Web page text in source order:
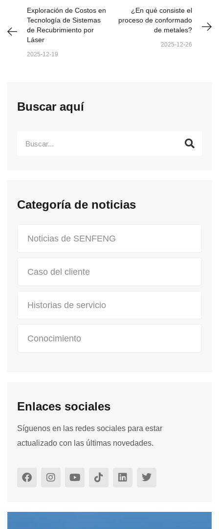
Exploración de Costos en
Tecnología de Sistemas
de Recubrimiento por
Láser
2025-12-19
¿En qué consiste el
proceso de conformado
de metales?
2025-12-26
Buscar aquí
Categoría de noticias
Noticias de SENFENG
Caso del cliente
Historias de servicio
Conocimiento
Enlaces sociales
Síguenos en las redes sociales para estar
actualizado con las últimas novedades.